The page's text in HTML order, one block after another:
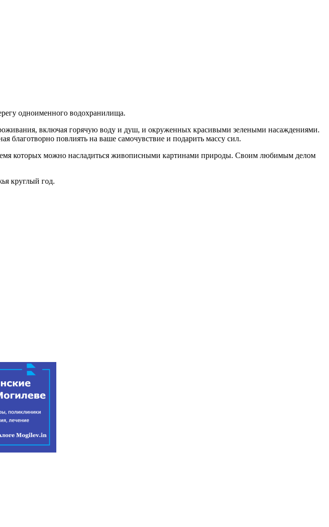
одноименного водохранилища.
включая горячую воду и душ, и окруженных красивыми зелеными насаждениями.
благотворно повлиять на ваше самочувствие и подарить массу сил.
которых можно насладиться живописными картинами природы. Своим любимым делом
круглый год.